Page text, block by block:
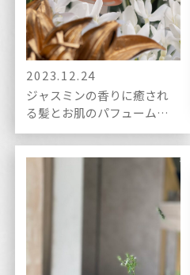
2023.12.24
ジャスミンの香りに癒され
る髪とお肌のパフュームオ
イル。